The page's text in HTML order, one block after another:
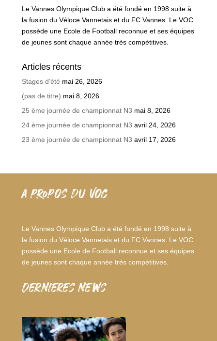
Le Vannes Olympique Club a été fondé en 1998 suite à
la fusion du Véloce Vannetais et du FC Vannes. Le VOC
possède une Ecole de Football reconnue et ses équipes
de jeunes sont chaque année très compétitives.
Articles récents
Stages d’été mai 26, 2026
(pas de titre) mai 8, 2026
25 ème journée de championnat N3 mai 8, 2026
24 ème journée de championnat N3 avril 24, 2026
23 ème journée de championnat N3 avril 17, 2026
A PROPOS DU VOC
Le Vannes Olympique Club a été fondé en 1998 suite à
la fusion du Véloce Vannetais et du FC Vannes. Le VOC
possède une Ecole de Football reconnue et ses équipes
de jeunes sont chaque année très compétitives.
dernieres news